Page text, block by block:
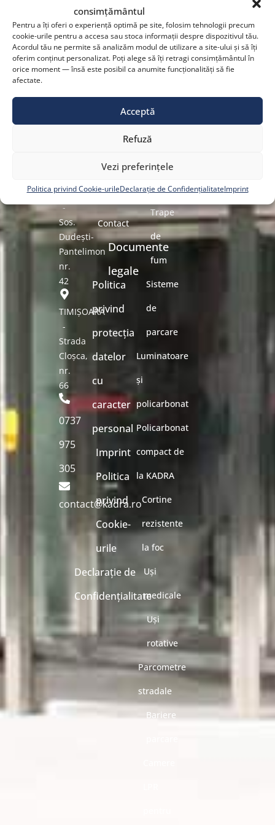
consimțământul
Pentru a îți oferi o experiență optimă pe site, folosim tehnologii precum
cookie-urile pentru a accesa sau stoca informații despre dispozitivul tău.
Acordul tău ne permite să analizăm modul de utilizare a site-ului și să îți
oferim conținut personalizat. Poți alege să îți retragi consimțământul în
orice moment — însă este posibil ca anumite funcționalități să fie
afectate.
Acceptă
Refuză
Vezi preferințele
Politica privind Cookie-urileDeclarație de ConfidențialitateImprint
CLUJ-
NAPOCA
-
Strada
Nikola
nr.
Tetarom
BUCUREȘTI
-
Sos.
Dudești-
Pantelimon
nr.
42
TIMIȘOARA
-
Strada
Cloșca,
nr.
66
0737
975
305
contact@kadra.ro
Proiecte
de
referință
Group
Noutăți
Contact
Documente
legale
Politica
privind
protecția
datelor
cu
caracter
personal
Imprint
Politica
privind
Cookie-
urile
Declarație de
Confidențialitate
Uși
automate
cu sistem
out
Uși
rezistente
la foc
Trape
de
fum
Sisteme
de
parcare
Luminatoare
și
policarbonat
Policarbonat
compact de
la KADRA
Cortine
rezistente
la foc
Uși
medicale
Uși
rotative
Parcometre
stradale
Bariere